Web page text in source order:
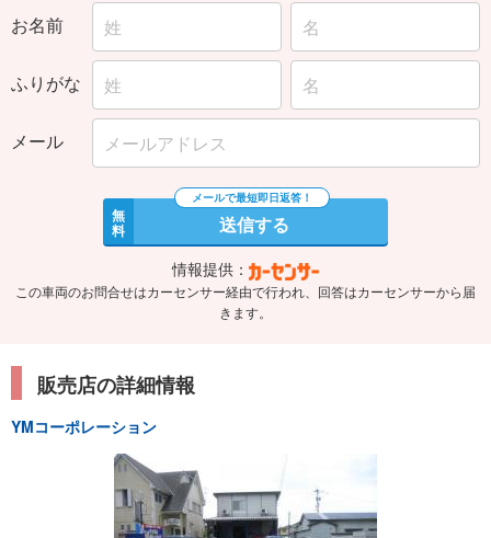
お名前
ふりがな
メール
無
料 送信する
情報提供：
この車両のお問合せはカーセンサー経由で行われ、回答はカーセンサーから届
きます。
販売店の詳細情報
YMコーポレーション